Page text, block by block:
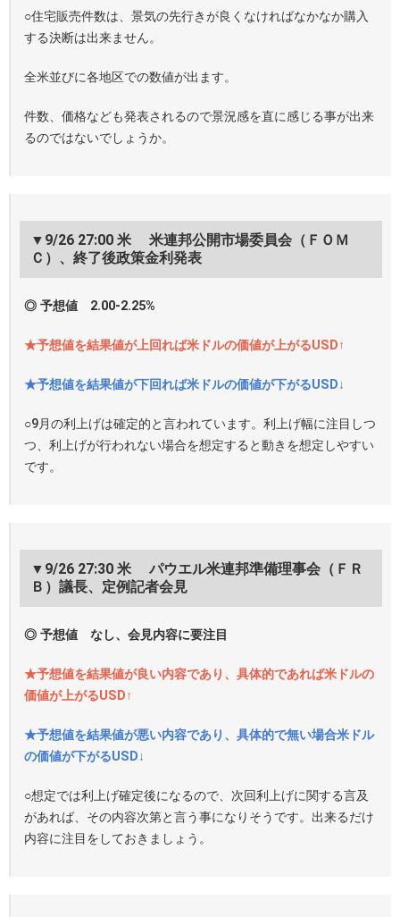
○住宅販売件数は、景気の先行きが良くなければなかなか購入
する決断は出来ません。
全米並びに各地区での数値が出ます。
件数、価格なども発表されるので景況感を直に感じる事が出来
るのではないでしょうか。
▼9/26 27:00 米 米連邦公開市場委員会（ＦＯＭ
Ｃ）、終了後政策金利発表
◎ 予想値 2.00-2.25%
★予想値を結果値が上回れば米ドルの価値が上がるUSD↑
★予想値を結果値が下回れば米ドルの価値が下がるUSD↓
○9月の利上げは確定的と言われています。利上げ幅に注目しつ
つ、利上げが行われない場合を想定すると動きを想定しやすい
です。
▼9/26 27:30 米 パウエル米連邦準備理事会（ＦＲ
Ｂ）議長、定例記者会見
◎ 予想値 なし、会見内容に要注目
★予想値を結果値が良い内容であり、具体的であれば米ドルの
価値が上がるUSD↑
★予想値を結果値が悪い内容であり、具体的で無い場合米ドル
の価値が下がるUSD↓
○想定では利上げ確定後になるので、次回利上げに関する言及
があれば、その内容次第と言う事になりそうです。出来るだけ
内容に注目をしておきましょう。